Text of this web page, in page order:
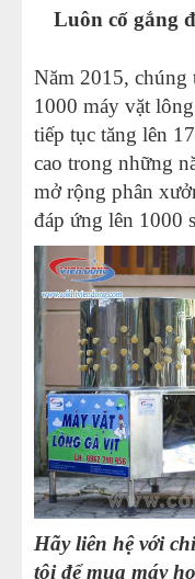
Luôn cố gắng
Năm 2015, chúng
1000 máy vặt
tiếp tục tăng lên
cao trong những
mở rộng phân
đáp ứng lên 1000
Hãy liên hệ với
tôi để mua máy